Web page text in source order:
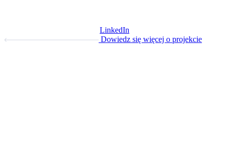
LinkedIn
Dowiedz się więcej o projekcie